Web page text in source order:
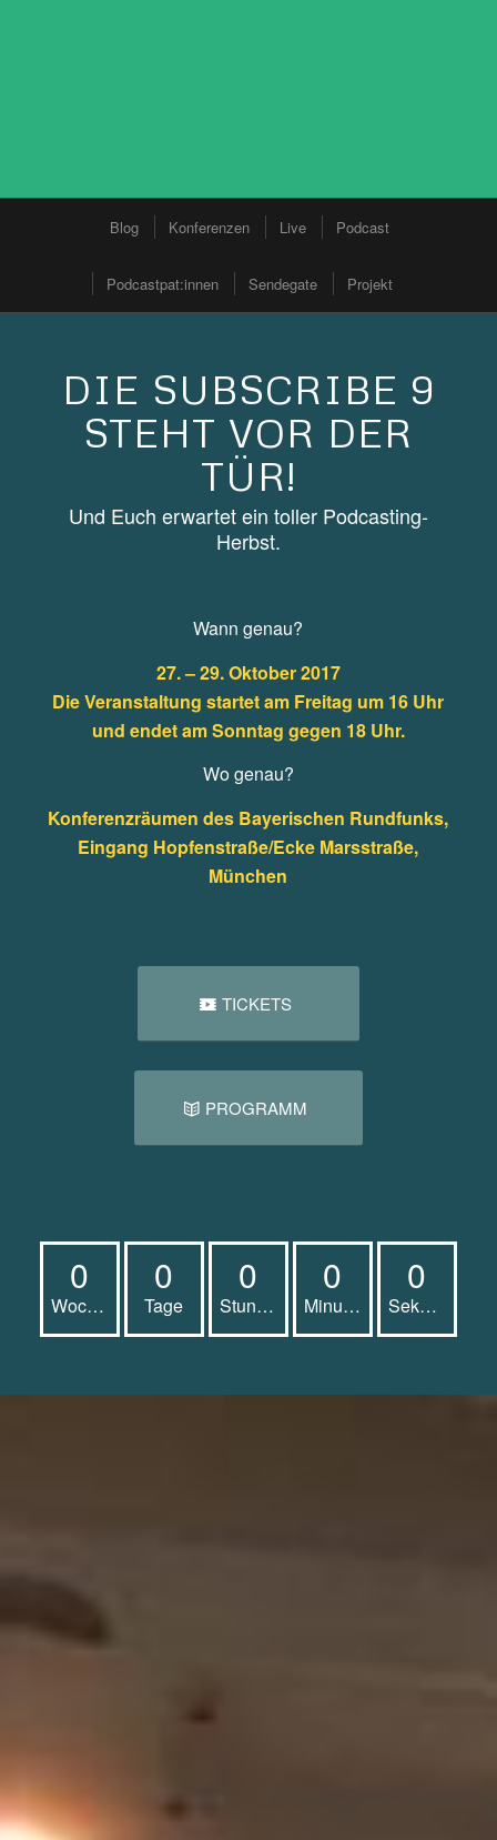
Blog Konferenzen Live Podcast
Podcastpat:innen Sendegate Projekt
DIE SUBSCRIBE 9
STEHT VOR DER
TÜR!
Und Euch erwartet ein toller Podcasting-
Herbst.
Wann genau?
27. – 29. Oktober 2017
Die Veranstaltung startet am Freitag um 16 Uhr
und endet am Sonntag gegen 18 Uhr.
Wo genau?
Konferenzräumen des Bayerischen Rundfunks,
Eingang Hopfenstraße/Ecke Marsstraße,
München
TICKETS
PROGRAMM
0
Wochen
0
Tage
0
Stunden
0
Minuten
0
Sekunden